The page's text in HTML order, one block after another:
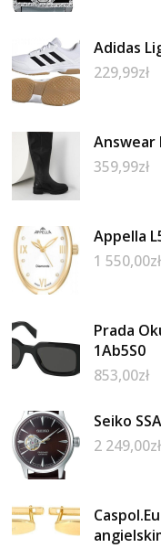
Adidas
229,99zł
Answear
359,99zł
Appella
1 550,00zł
Prada
1Ab5S0
853,00zł
Seiko
2 249,00zł